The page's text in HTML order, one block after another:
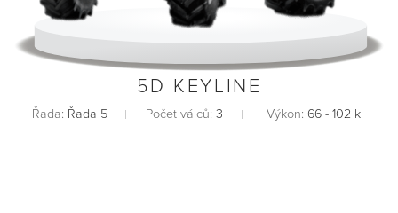
5D KEYLINE
Řada: Řada 5 Počet válců: 3 Výkon: 66 - 102 k